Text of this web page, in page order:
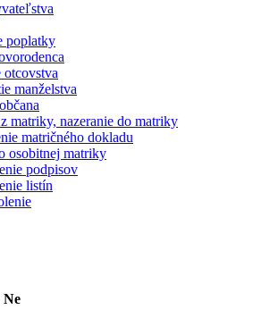
poplatky
otcovstva
manželstva
matriky, nazeranie do matriky
matričného dokladu
osobitnej matriky
podpisov
listín
Ne